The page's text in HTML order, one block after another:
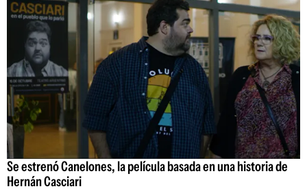
Se estrenó Canelones, la película basada en una historia de
Hernán Casciari